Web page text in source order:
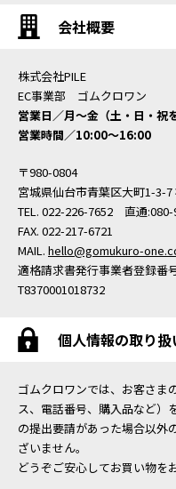
会社概要
株式会社PILE
EC事業部 ゴムクロワン
営業日／月〜金（土・日・祝
営業時間／10:00〜16:00
〒980-0804
宮城県仙台市青葉区大町1-3-7
TEL. 022-226-7652 直通:080-
FAX. 022-217-6721
MAIL. hello@gomukuro-
適格請求書発行事業者登録番
T8370001018732
個人情報の取り扱
ゴムクロワンでは、お客さま
ス、電話番号、購入品など）
の提出要請があった場合以外
ざいません。
どうぞご安心してお買い物を